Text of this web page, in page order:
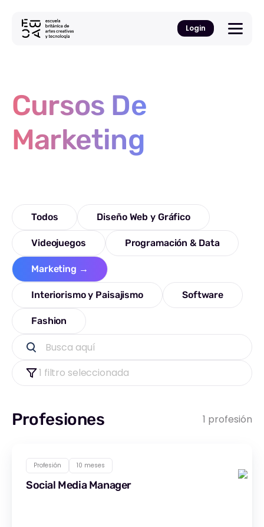
Login
Cursos De
Marketing
Todos Diseño Web y Gráfico
Videojuegos Programación & Data
Marketing →
Interiorismo y Paisajismo Software
Fashion
Busca aquí
1 filtro seleccionada
Profesiones 1 profesión
Profesión 10 meses
Social Media Manager